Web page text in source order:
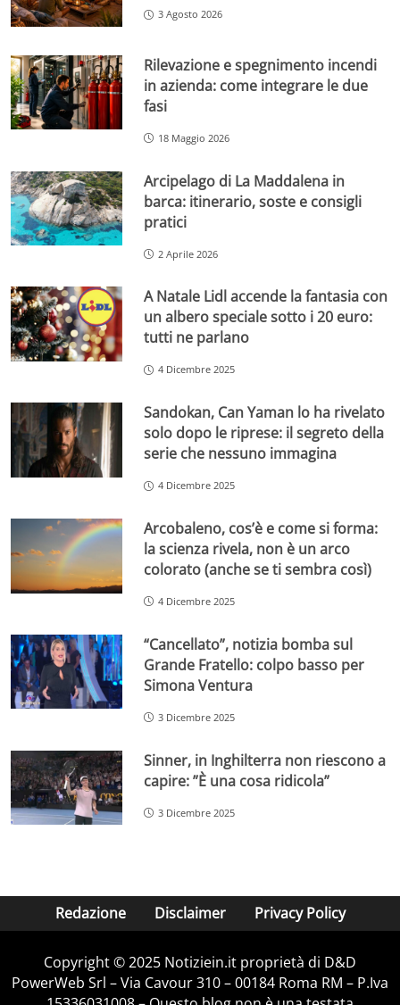
3 Agosto 2026
Rilevazione e spegnimento incendi
in azienda: come integrare le due
fasi
18 Maggio 2026
Arcipelago di La Maddalena in
barca: itinerario, soste e consigli
pratici
2 Aprile 2026
A Natale Lidl accende la fantasia con
un albero speciale sotto i 20 euro:
tutti ne parlano
4 Dicembre 2025
Sandokan, Can Yaman lo ha rivelato
solo dopo le riprese: il segreto della
serie che nessuno immagina
4 Dicembre 2025
Arcobaleno, cos’è e come si forma:
la scienza rivela, non è un arco
colorato (anche se ti sembra così)
4 Dicembre 2025
“Cancellato”, notizia bomba sul
Grande Fratello: colpo basso per
Simona Ventura
3 Dicembre 2025
Sinner, in Inghilterra non riescono a
capire: ”È una cosa ridicola”
3 Dicembre 2025
Redazione Disclaimer Privacy Policy
Copyright © 2025 Notiziein.it proprietà di D&D
PowerWeb Srl – Via Cavour 310 – 00184 Roma RM – P.Iva